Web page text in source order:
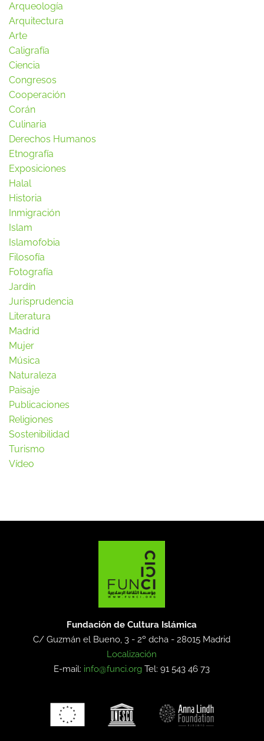
Arqueología
Arquitectura
Arte
Caligrafía
Ciencia
Congresos
Cooperación
Corán
Culinaria
Derechos Humanos
Etnografía
Exposiciones
Halal
Historia
Inmigración
Islam
Islamofobia
Filosofía
Fotografía
Jardín
Jurisprudencia
Literatura
Madrid
Mujer
Música
Naturaleza
Paisaje
Publicaciones
Religiones
Sostenibilidad
Turismo
Vídeo
Fundación de Cultura Islámica
C/ Guzmán el Bueno, 3 - 2º dcha -28015 Madrid
Localización
E-mail: info@funci.org Tel: 91 543 46 73